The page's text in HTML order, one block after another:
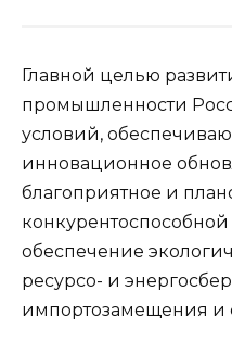
Главной целью
промышленности
условий,
инновационное
благоприятное и
обеспечение
ресурсо- и
импортозамещения и